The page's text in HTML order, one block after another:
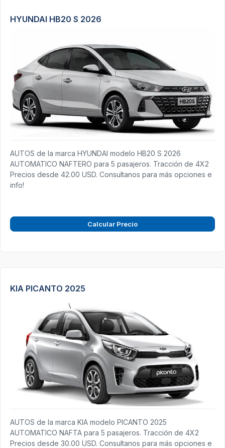
HYUNDAI HB20 S 2026
AUTOS de la marca HYUNDAI modelo HB20 S 2026
AUTOMATICO NAFTERO para 5 pasajeros. Tracción de 4X2
Precios desde 42.00 USD. Consultanos para más opciones e
info!
Calcular Precio
KIA PICANTO 2025
AUTOS de la marca KIA modelo PICANTO 2025
AUTOMATICO NAFTA para 5 pasajeros. Tracción de 4X2
Precios desde 30.00 USD. Consultanos para más opciones e